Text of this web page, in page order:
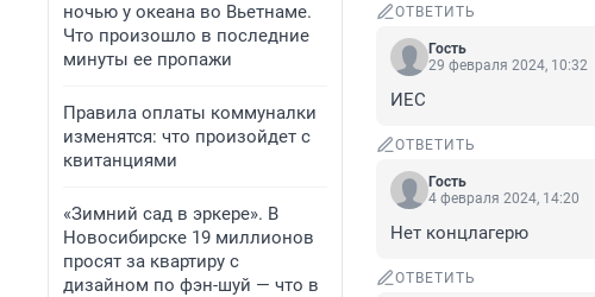
ночью у океана во Вьетнаме.
Что произошло в последние
минуты ее пропажи
Правила оплаты коммуналки
изменятся: что произойдет с
квитанциями
«Зимний сад в эркере». В
Новосибирске 19 миллионов
просят за квартиру с
дизайном по фэн-шуй — что в
ОТВЕТИТЬ
Гость
29 февраля 2024, 10:32
ИЕС
ОТВЕТИТЬ
Гость
4 февраля 2024, 14:20
Нет концлагерю
ОТВЕТИТЬ